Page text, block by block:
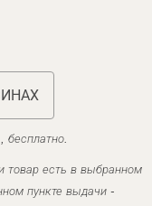
товар есть в выбранном
пункте выдачи -